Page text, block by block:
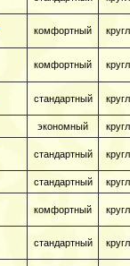
комфортный
комфортный
стандартный
экономный
стандартный
стандартный
комфортный
стандартный